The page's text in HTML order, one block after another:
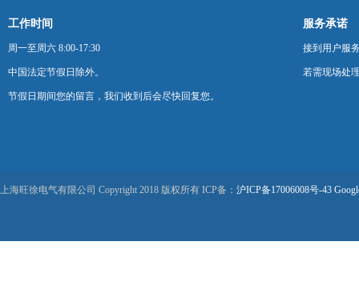
工作时间
周一至周六 8:00-17:30
中国法定节假日除外。
节假日期间您的留言，我们收到后会尽快回复您。
服务承诺
接到用户服
若需现场处
上海旺徐电气有限公司 Copyright 2018 版权所有 ICP备： 沪ICP备17006008号-43